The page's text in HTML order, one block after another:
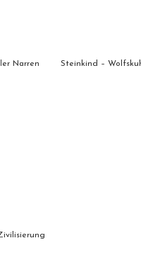
Narren Steinkind –